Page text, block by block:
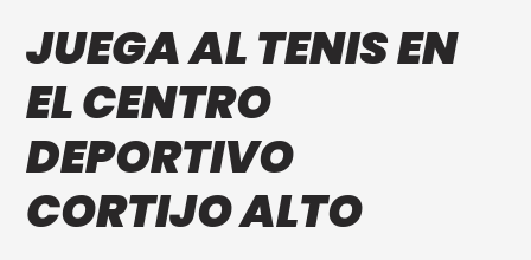
JUEGA AL TENIS EN
EL CENTRO
DEPORTIVO
CORTIJO ALTO